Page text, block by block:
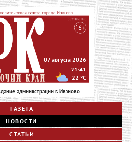
администрации г. Иваново
07 августа 2026
21:41
22 °C
ГАЗЕТА
НОВОСТИ
СТАТЬИ